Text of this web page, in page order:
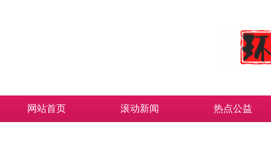
网站首页 滚动新闻 热点公益